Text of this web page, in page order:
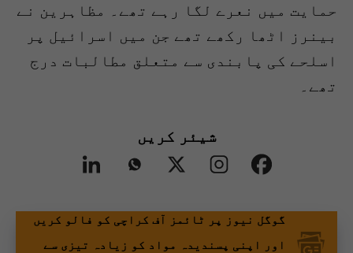
حمایت میں نعرے لگا رہے تھے۔ مظاہرین نے
بینرز اٹھا رکھے تھے جن میں اسرائیل پر
اسلحے کی پابندی سے متعلق مطالبات درج
تھے۔
شیئر کریں
گوگل نیوز پر ٹائمز آف کراچی کو فالو کریں
اور اپنی پسندیدہ مواد کو زیادہ تیزی سے